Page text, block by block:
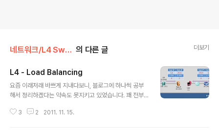
네트워크/L4 Swtich 의 다른 글 더보기
L4 - Load Balancing
요즘 이래저래 바쁘게 지내다보니, 블로그에 하나씩 공부
해서 정리하겠다는 약속도 못지키고 있었습니다. 꽤 전부
려봅니다. 이번 내용은 L4의 구성 환경에 따른 동작 방식입
3 2 2011. 11. 15.